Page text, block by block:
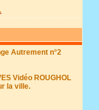
Autrement n°2
Vidéo ROUGHOL
la ville.